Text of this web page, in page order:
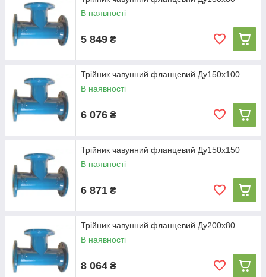
В наявності
5 849 ₴
Трійник чавунний фланцевий Ду150х100
В наявності
6 076 ₴
Трійник чавунний фланцевий Ду150х150
В наявності
6 871 ₴
Трійник чавунний фланцевий Ду200х80
В наявності
8 064 ₴